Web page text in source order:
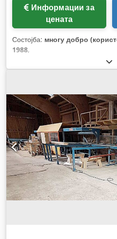
цената
Состојба: многу добро
1988,